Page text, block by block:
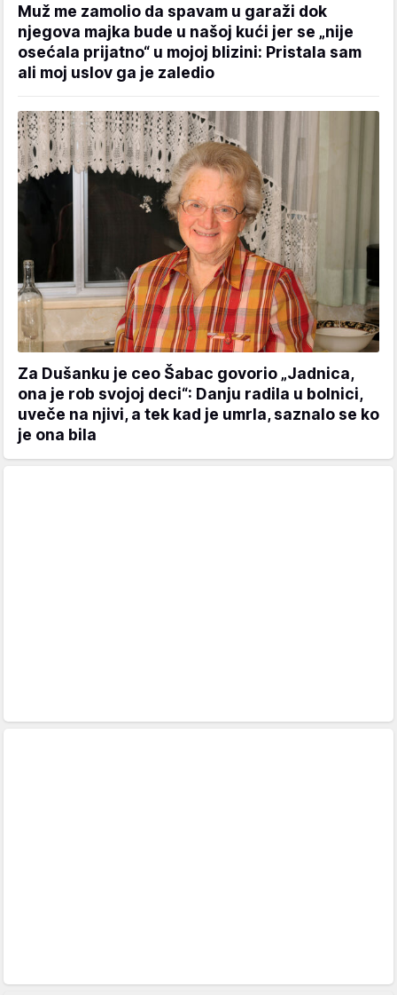
Muž me zamolio da spavam u garaži dok
njegova majka bude u našoj kući jer se „nije
osećala prijatno“ u mojoj blizini: Pristala sam
ali moj uslov ga je zaledio
Za Dušanku je ceo Šabac govorio „Jadnica,
ona je rob svojoj deci“: Danju radila u bolnici,
uveče na njivi, a tek kad je umrla, saznalo se ko
je ona bila